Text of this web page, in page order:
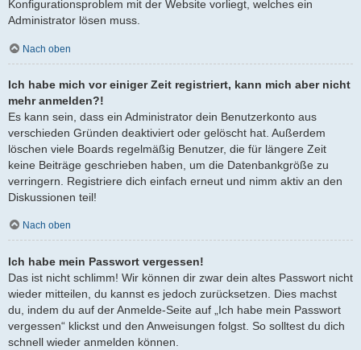
Konfigurationsproblem mit der Website vorliegt, welches ein
Administrator lösen muss.
Nach oben
Ich habe mich vor einiger Zeit registriert, kann mich aber nicht
mehr anmelden?!
Es kann sein, dass ein Administrator dein Benutzerkonto aus
verschieden Gründen deaktiviert oder gelöscht hat. Außerdem
löschen viele Boards regelmäßig Benutzer, die für längere Zeit
keine Beiträge geschrieben haben, um die Datenbankgröße zu
verringern. Registriere dich einfach erneut und nimm aktiv an den
Diskussionen teil!
Nach oben
Ich habe mein Passwort vergessen!
Das ist nicht schlimm! Wir können dir zwar dein altes Passwort nicht
wieder mitteilen, du kannst es jedoch zurücksetzen. Dies machst
du, indem du auf der Anmelde-Seite auf „Ich habe mein Passwort
vergessen“ klickst und den Anweisungen folgst. So solltest du dich
schnell wieder anmelden können.